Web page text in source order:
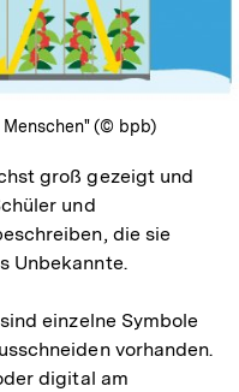
Menschen" (© bpb)
groß gezeigt und
und
die sie
Unbekannte.
einzelne Symbole
vorhanden.
digital am